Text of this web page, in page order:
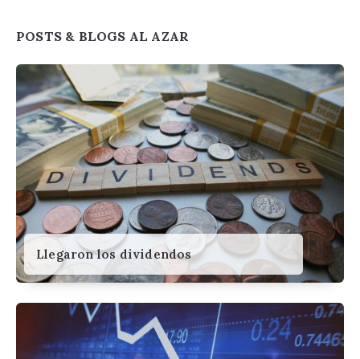
Widgets
POSTS & BLOGS AL AZAR
Llegaron los dividendos